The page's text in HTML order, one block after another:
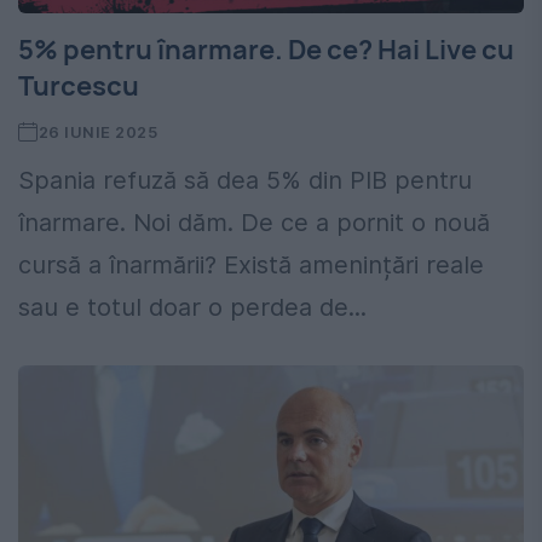
5% pentru înarmare. De ce? Hai Live cu
Turcescu
26 IUNIE 2025
Spania refuză să dea 5% din PIB pentru
înarmare. Noi dăm. De ce a pornit o nouă
cursă a înarmării? Există amenințări reale
sau e totul doar o perdea de...